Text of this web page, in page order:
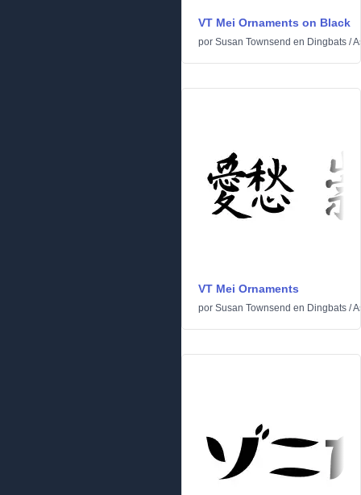
VT Mei Ornaments on Black
por Susan Townsend en Dingbats /
VT Mei Ornaments
por Susan Townsend en Dingbats /